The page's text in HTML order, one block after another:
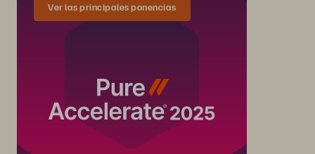
Ver las principales ponencias